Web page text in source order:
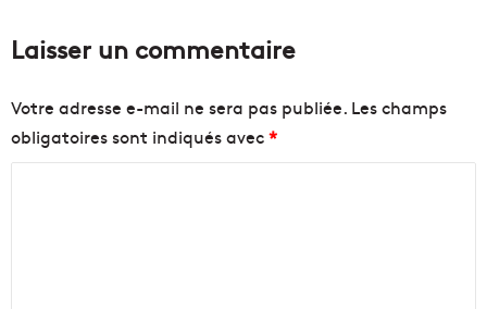
s
a
n
é
i
o
r
e
Laisser un commentaire
Votre adresse e-mail ne sera pas publiée. Les champs
obligatoires sont indiqués avec*